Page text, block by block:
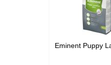
Eminent Puppy